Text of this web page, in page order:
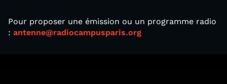
Pour proposer une émission ou un programme radio
: antenne@radiocampusparis.org